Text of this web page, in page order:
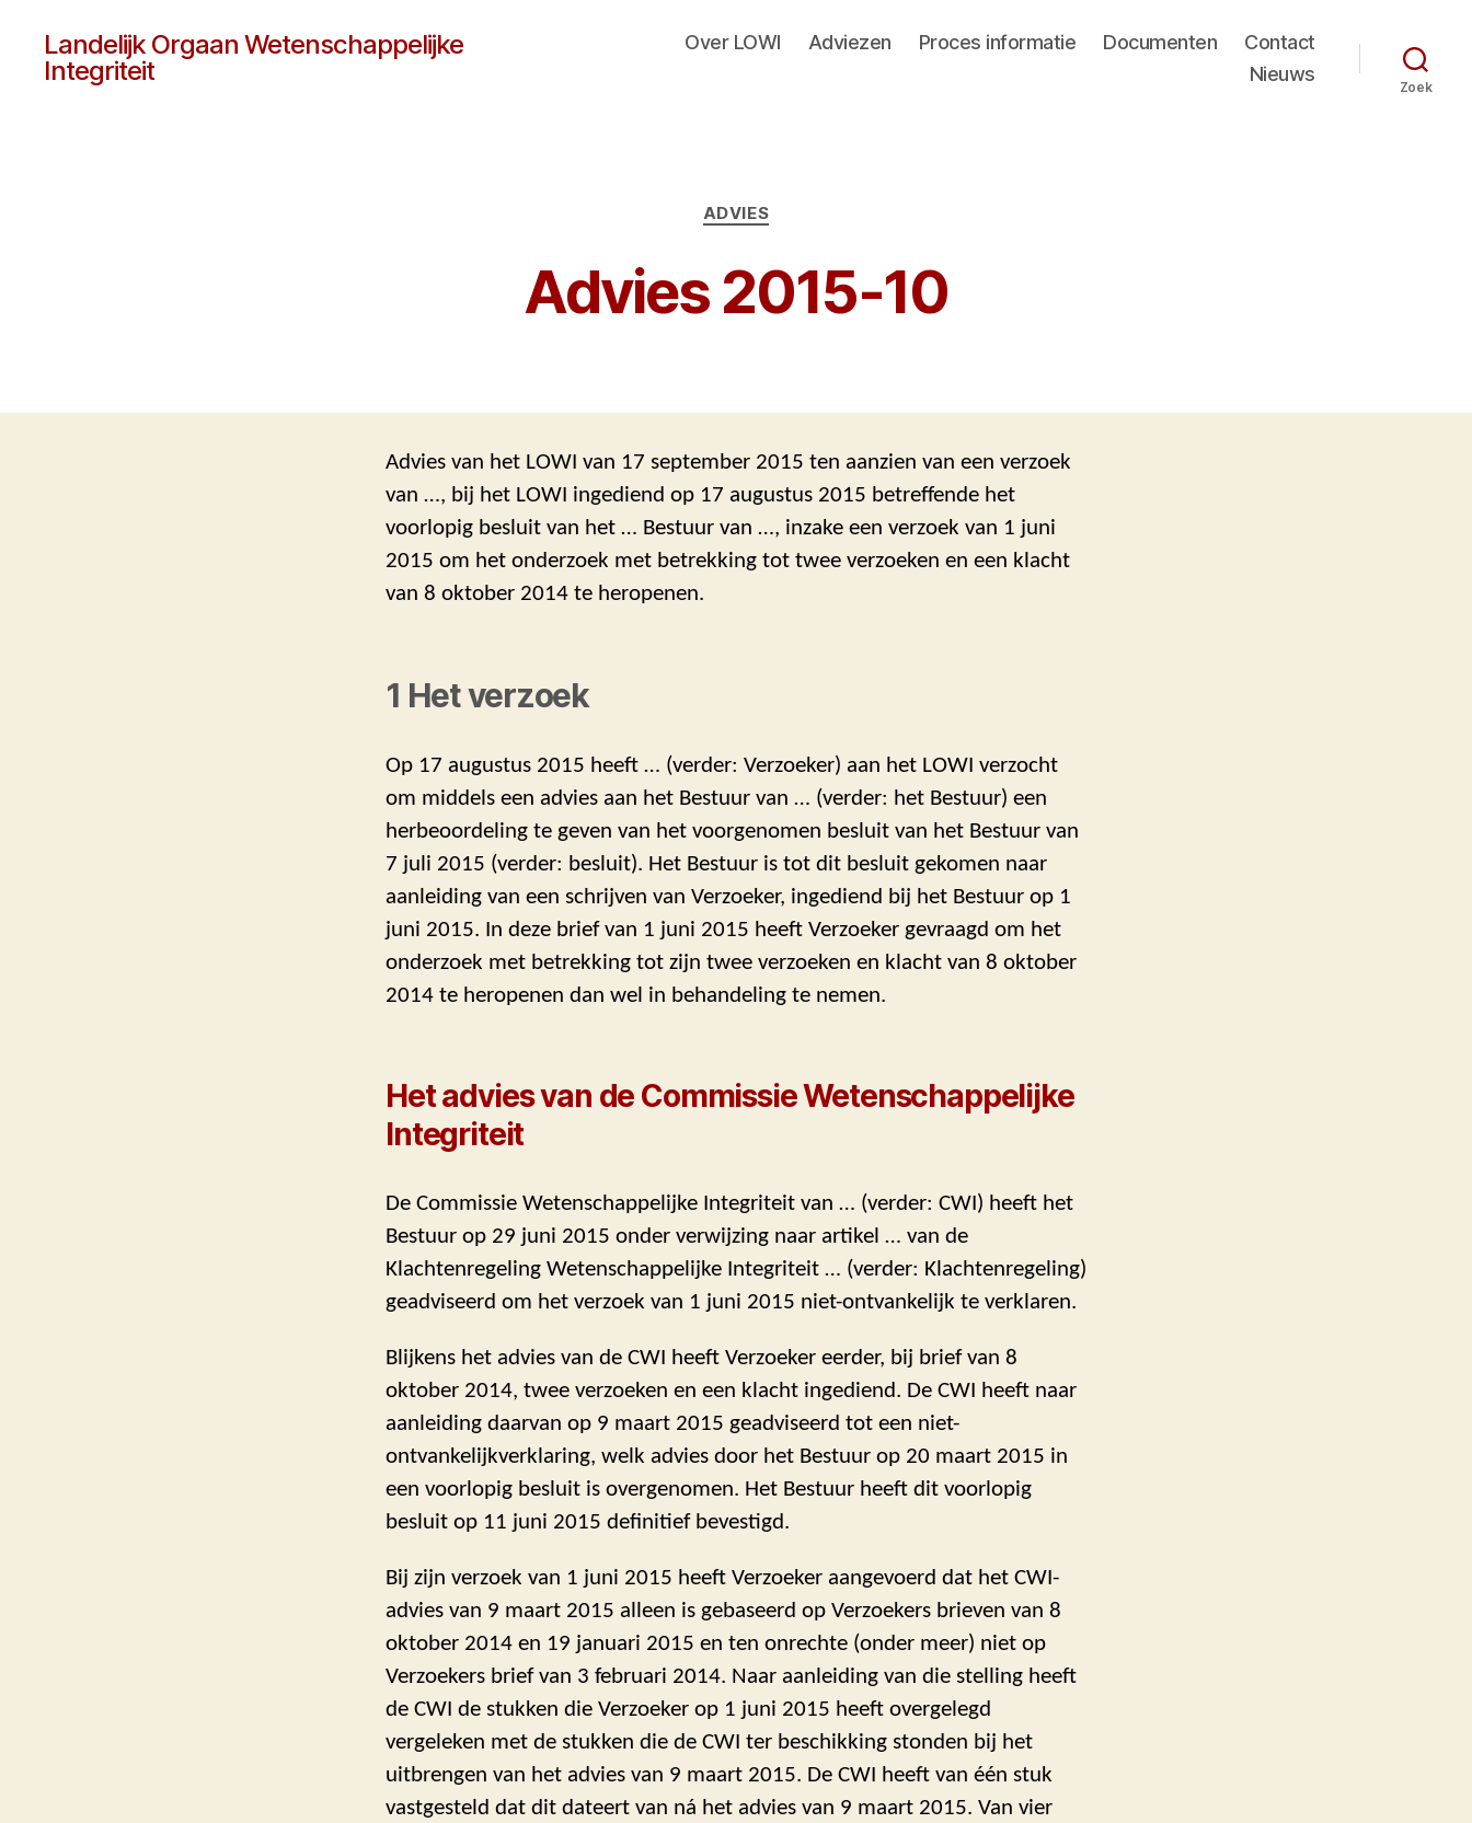
Landelijk Orgaan Wetenschappelijke
Integriteit
Over LOWI Adviezen Proces informatie Documenten
Contact
Nieuws
Zoek
Categorieën
ADVIES
Advies 2015-10
Advies van het LOWI van 17 september 2015 ten aanzien van een verzoek
van …, bij het LOWI ingediend op 17 augustus 2015 betreffende het
voorlopig besluit van het … Bestuur van …, inzake een verzoek van 1 juni
2015 om het onderzoek met betrekking tot twee verzoeken en een klacht
van 8 oktober 2014 te heropenen.
1 Het verzoek
Op 17 augustus 2015 heeft … (verder: Verzoeker) aan het LOWI verzocht
om middels een advies aan het Bestuur van … (verder: het Bestuur) een
herbeoordeling te geven van het voorgenomen besluit van het Bestuur van
7 juli 2015 (verder: besluit). Het Bestuur is tot dit besluit gekomen naar
aanleiding van een schrijven van Verzoeker, ingediend bij het Bestuur op 1
juni 2015. In deze brief van 1 juni 2015 heeft Verzoeker gevraagd om het
onderzoek met betrekking tot zijn twee verzoeken en klacht van 8 oktober
2014 te heropenen dan wel in behandeling te nemen.
Het advies van de Commissie Wetenschappelijke
Integriteit
De Commissie Wetenschappelijke Integriteit van … (verder: CWI) heeft het
Bestuur op 29 juni 2015 onder verwijzing naar artikel … van de
Klachtenregeling Wetenschappelijke Integriteit … (verder: Klachtenregeling)
geadviseerd om het verzoek van 1 juni 2015 niet-ontvankelijk te verklaren.
Blijkens het advies van de CWI heeft Verzoeker eerder, bij brief van 8
oktober 2014, twee verzoeken en een klacht ingediend. De CWI heeft naar
aanleiding daarvan op 9 maart 2015 geadviseerd tot een niet-
ontvankelijkverklaring, welk advies door het Bestuur op 20 maart 2015 in
een voorlopig besluit is overgenomen. Het Bestuur heeft dit voorlopig
besluit op 11 juni 2015 definitief bevestigd.
Bij zijn verzoek van 1 juni 2015 heeft Verzoeker aangevoerd dat het CWI-
advies van 9 maart 2015 alleen is gebaseerd op Verzoekers brieven van 8
oktober 2014 en 19 januari 2015 en ten onrechte (onder meer) niet op
Verzoekers brief van 3 februari 2014. Naar aanleiding van die stelling heeft
de CWI de stukken die Verzoeker op 1 juni 2015 heeft overgelegd
vergeleken met de stukken die de CWI ter beschikking stonden bij het
uitbrengen van het advies van 9 maart 2015. De CWI heeft van één stuk
vastgesteld dat dit dateert van ná het advies van 9 maart 2015. Van vier